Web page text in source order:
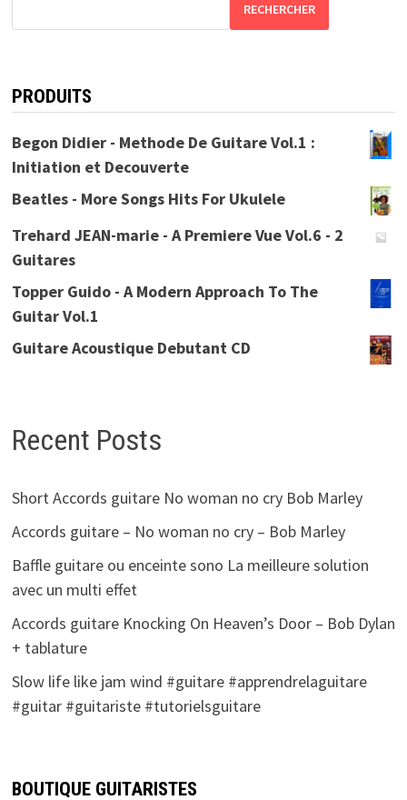
RECHERCHER
PRODUITS
Begon Didier - Methode De Guitare Vol.1 :
Initiation et Decouverte
Beatles - More Songs Hits For Ukulele
Trehard JEAN-marie - A Premiere Vue Vol.6 - 2
Guitares
Topper Guido - A Modern Approach To The
Guitar Vol.1
Guitare Acoustique Debutant CD
Recent Posts
Short Accords guitare No woman no cry Bob Marley
Accords guitare – No woman no cry – Bob Marley
Baffle guitare ou enceinte sono La meilleure solution
avec un multi effet
Accords guitare Knocking On Heaven’s Door – Bob Dylan
+ tablature
Slow life like jam wind #guitare #apprendrelaguitare
#guitar #guitariste #tutorielsguitare
BOUTIQUE GUITARISTES